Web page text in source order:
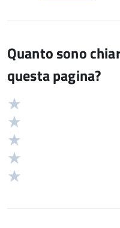
Quanto sono
questa pagina?
Valutazione